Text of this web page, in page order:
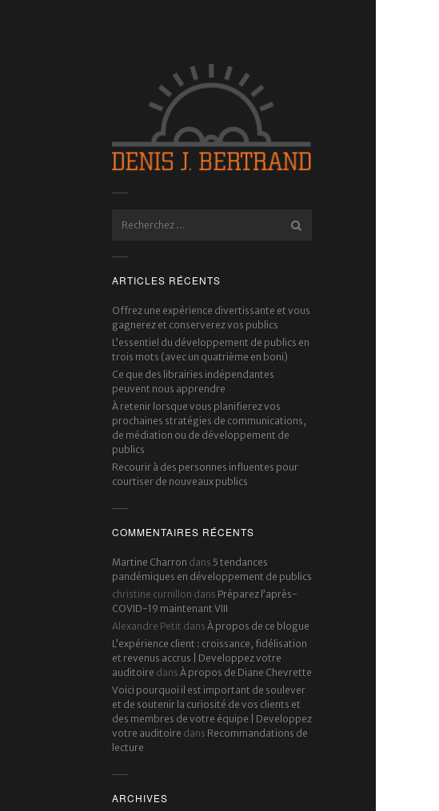
ARTICLES RÉCENTS
Offrez une expérience divertissante et vous
gagnerez et conserverez vos publics
L’essentiel du développement de publics en
trois mots (avec un quatrième en boni)
Ce que des librairies indépendantes
peuvent nous apprendre
À retenir lorsque vous planifierez vos
prochaines stratégies de communications,
de médiation ou de développement de
publics
Recourir à des personnes influentes pour
courtiser de nouveaux publics
COMMENTAIRES RÉCENTS
Martine Charron dans 5 tendances
pandémiques en développement de publics
christine curnillon dans Préparez l’après-
COVID-19 maintenant VIII
Alexandre Petit dansÀ propos de ce blogue
L’expérience client : croissance, fidélisation
et revenus accrus | Developpez votre
auditoire dansÀ propos de Diane Chevrette
Voici pourquoi il est important de soulever
et de soutenir la curiosité de vos clients et
des membres de votre équipe | Developpez
votre auditoire dans Recommandations de
lecture
ARCHIVES